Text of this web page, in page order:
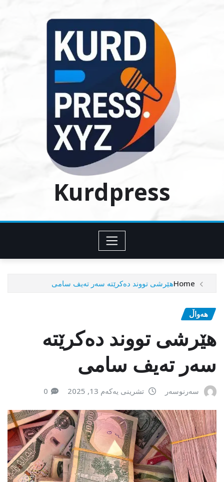
Kurdpress
Homeهێرشی تووند دەکرێتە سەر تەیف سامی
هەواڵ
هێرشی تووند دەکرێتە
سەر تەیف سامی
سەرنوسەر تشرینی یەکەم 13, 2025 0